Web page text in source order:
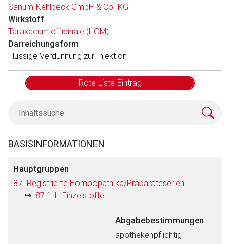
Sanum-Kehlbeck GmbH & Co. KG
Wirkstoff
Taraxacum officinale (HOM)
Darreichungsform
Flüssige Verdünnung zur Injektion
Rote Liste Eintrag
BASISINFORMATIONEN
Hauptgruppen
87. Registrierte Homöopathika/Präparateserien
87.1.1. Einzelstoffe
Abgabebestimmungen
apothekenpflichtig